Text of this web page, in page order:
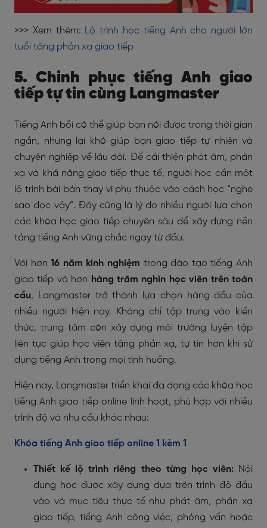
>>> Xem thêm: Lộ trình học tiếng Anh cho người lớn
tuổi tăng phản xạ giao tiếp
5. Chinh phục tiếng Anh giao
tiếp tự tin cùng Langmaster
Tiếng Anh bồi có thể giúp bạn nói được trong thời gian
ngắn, nhưng lại khó giúp bạn giao tiếp tự nhiên và
chuyên nghiệp về lâu dài. Để cải thiện phát âm, phản
xạ và khả năng giao tiếp thực tế, người học cần một
lộ trình bài bản thay vì phụ thuộc vào cách học “nghe
sao đọc vậy”. Đây cũng là lý do nhiều người lựa chọn
các khóa học giao tiếp chuyên sâu để xây dựng nền
tảng tiếng Anh vững chắc ngay từ đầu.
Với hơn16 năm kinh nghiệm trong đào tạo tiếng Anh
giao tiếp và hơn hàng trăm nghìn học viên trên toàn
cầu, Langmaster trở thành lựa chọn hàng đầu của
nhiều người hiện nay. Không chỉ tập trung vào kiến
thức, trung tâm còn xây dựng môi trường luyện tập
liên tục giúp học viên tăng phản xạ, tự tin hơn khi sử
dụng tiếng Anh trong mọi tình huống.
Hiện nay, Langmaster triển khai đa dạng các khóa học
tiếng Anh giao tiếp online linh hoạt, phù hợp với nhiều
trình độ và nhu cầu khác nhau:
Khóa tiếng Anh giao tiếp online 1 kèm 1
Thiết kế lộ trình riêng theo từng học viên:Nội
dung học được xây dựng dựa trên trình độ đầu
vào và mục tiêu thực tế như phát âm, phản xạ
giao tiếp, tiếng Anh công việc, phỏng vấn hoặc